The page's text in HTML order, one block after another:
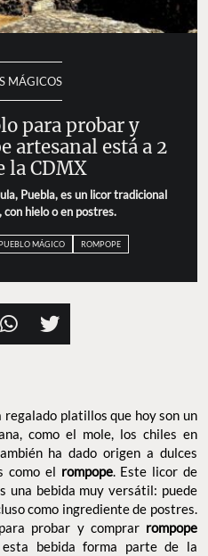
MÁGICOS
para probar y
artesanal está a 2
la CDMX
Puebla, es un licor tradicional
hielo o en postres.
MÁGICO ROMPOPE
regalado platillos que hoy son un
como el mole, los chiles en
ha dado origen a dulces
como el rompope. Este licor de
una bebida muy versátil: puede
como ingrediente de postres.
probar y comprar rompope
bebida forma parte de la